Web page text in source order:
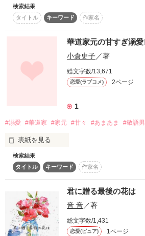
完結までパスワードかけます
作品を読む
御条奈緒《ﾐｼﾞｮｳﾅｵ》高2
素直になれない２人の
不器用な恋物語
「紳士を目指す幼なじみ〜君のことは私
ルワールドの話です。
作品を読む
検索結果
タイトル
キーワード 作家名
華道家元の甘すぎ溺
小倉史子／著
総文字数/13,671
恋愛(ラブコメ) 2ページ
1
#溺愛 #華道家 #家元 #甘々 #あまあま #敬語
表紙を見る
空間デザイン会社勤務の主人公・望月凡
と、
華道の御堂河内流の家元・御堂河内柾(
わりと正統派のラブストーリーです。
柾が凡奈のことを追いかけるような雰囲
検索結果
タイトル
キーワード 作家名
君に贈る最後の花は
音 音／著
総文字数/1,431
恋愛(ピュア) 1ページ